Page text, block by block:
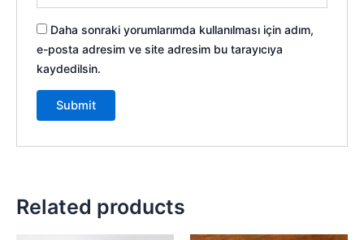
Daha sonraki yorumlarımda kullanılması için adım,
e-posta adresim ve site adresim bu tarayıcıya
kaydedilsin.
Related products